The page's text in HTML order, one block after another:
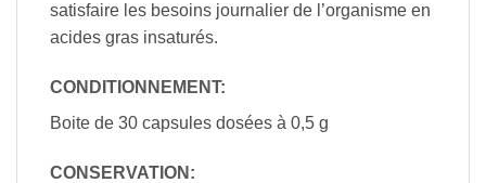
satisfaire les besoins journalier de l’organisme en
acides gras insaturés.
CONDITIONNEMENT:
Boite de 30 capsules dosées à 0,5 g
CONSERVATION: